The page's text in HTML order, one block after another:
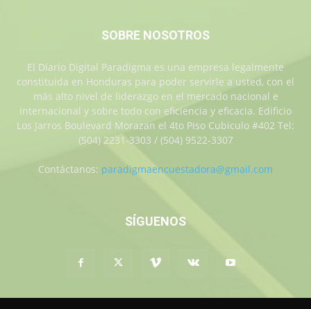
SOBRE NOSOTROS
El Diario Digital Paradigma es una empresa legalmente
constituida en Honduras para poder servirle a usted, con el
más alto nivel de liderazgo en el mercado nacional e
internacional y sobre todo con eficiencia y eficacia. Edificio
Los Jarros Boulevard Morazan el 4to Piso Cubiculo #402 Tel:
(504) 2231-3303 / (504) 9522-3307
Contáctanos: paradigmaencuestadora@gmail.com
SÍGUENOS